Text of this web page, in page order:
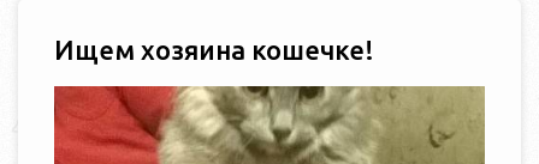
Ищем хозяина кошечке!